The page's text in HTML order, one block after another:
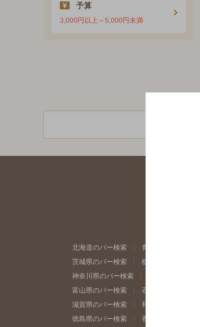
予算
3,000円以上～5,000円未満
北海道のバー検索 青森県のバー検索
茨城県のバー検索
栃木県のバー検索
神奈川県のバー検索
富山県のバー検索
石川県のバー検索
滋賀県のバー検索
和歌山県のバー検索
徳島県のバー検索
香川県のバー検索